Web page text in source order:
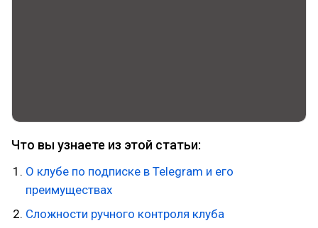
Что вы узнаете из этой статьи:
О клубе по подписке в Telegram и его
преимуществах
Сложности ручного контроля клуба